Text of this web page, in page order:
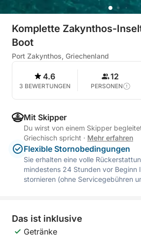
Komplette Zakynthos-
Boot
Port Zakynthos, Griechenland
4.6
3 BEWERTUNGEN
12
PERSONEN
Mit Skipper
Du wirst von einem Skipper
Griechisch spricht · Mehr erfahren
Flexible Stornobedingungen
Sie erhalten eine volle
mindestens 24 Stunden vor Beginn
stornieren (ohne Servicegebühren
Das ist inklusive
Getränke